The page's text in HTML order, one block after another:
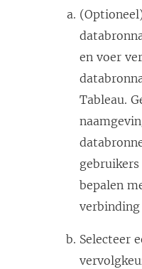
en voer
Tableau.
bepalen
Selecteer